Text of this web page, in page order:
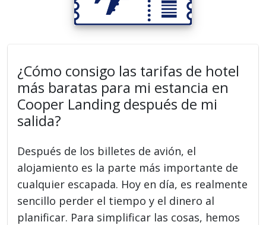
¿Cómo consigo las tarifas de hotel
más baratas para mi estancia en
Cooper Landing después de mi
salida?
Después de los billetes de avión, el
alojamiento es la parte más importante de
cualquier escapada. Hoy en día, es realmente
sencillo perder el tiempo y el dinero al
planificar. Para simplificar las cosas, hemos